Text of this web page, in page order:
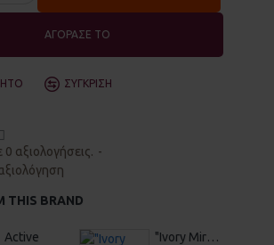
αξιολογήσεις. -
ΑΓΟΡΑΣΕ ΤΟ
ΣΎΓΚΡΙΣΗ
THIS BRAND
Active "Ivory Miracle λευκό" Στέρεο Σαμπουάν & Αφρόλουτρο 70gr - Vis Olivae